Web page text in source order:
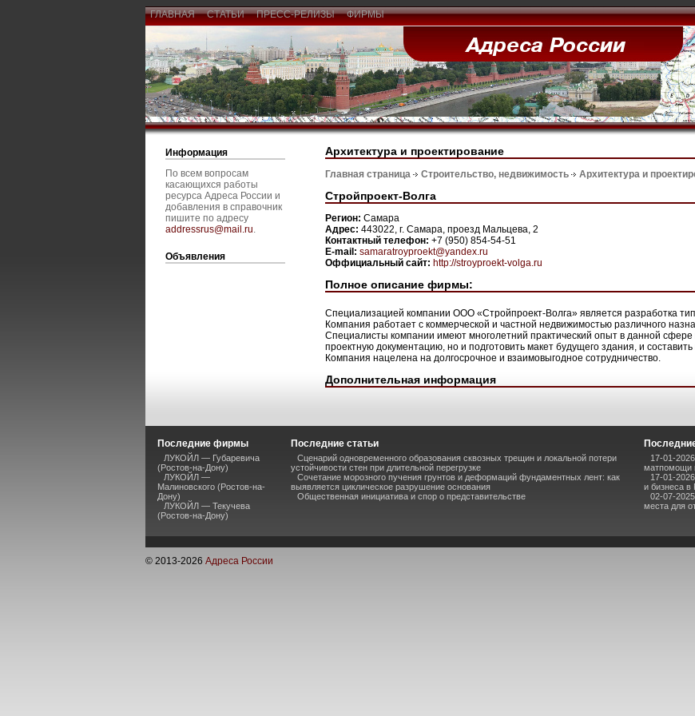
ГЛАВНАЯ СТАТЬИ ПРЕСС-РЕЛИЗЫ ФИРМЫ
Информация
По всем вопросам
касающихся работы
ресурса Адреса России и
добавления в справочник
пишите по адресу
addressrus@mail.ru.
Объявления
Архитектура и проектирование
Главная страница Строительство, недвижимость Архитектура и
Стройпроект-Волга
Регион: Самара
Адрес: 443022, г. Самара, проезд Мальцева, 2
Контактный телефон: +7 (950) 854-54-51
E-mail: samaratroyproekt@yandex.ru
Оффициальный сайт: http://stroyproekt-volga.ru
Полное описание фирмы:
Специализацией компании ООО «Стройпроект-Волга» является разработка
Компания работает с коммерческой и частной недвижимостью различного
Специалисты компании имеют многолетний практический опыт в данной сфере
проектную документацию, но и подготовить макет будущего здания, и
Компания нацелена на долгосрочное и взаимовыгодное сотрудничество.
Дополнительная информация
Последние фирмы
ЛУКОЙЛ — Губаревича
(Ростов-на-Дону)
ЛУКОЙЛ —
Малиновского (Ростов-на-
Дону)
ЛУКОЙЛ — Текучева
(Ростов-на-Дону)
Последние статьи
Сценарий одновременного образования сквозных трещин и локальной потери
устойчивости стен при длительной перегрузке
Сочетание морозного пучения грунтов и деформаций фундаментных лент: как
выявляется циклическое разрушение основания
Общественная инициатива и спор о представительстве
17-01-
матпомощи
17-01-
и бизнеса в
02-07-
места для
© 2013-2026 Адреса России